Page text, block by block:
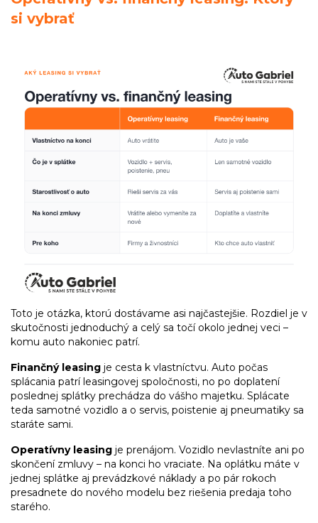
si vybrať
Toto je otázka, ktorú dostávame asi najčastejšie. Rozdiel je v
skutočnosti jednoduchý a celý sa točí okolo jednej veci –
komu auto nakoniec patrí.
Finančný leasing je cesta k vlastníctvu. Auto počas
splácania patrí leasingovej spoločnosti, no po doplatení
poslednej splátky prechádza do vášho majetku. Splácate
teda samotné vozidlo a o servis, poistenie aj pneumatiky sa
staráte sami.
Operatívny leasing je prenájom. Vozidlo nevlastníte ani po
skončení zmluvy – na konci ho vraciate. Na oplátku máte v
jednej splátke aj prevádzkové náklady a po pár rokoch
presadnete do nového modelu bez riešenia predaja toho
starého.